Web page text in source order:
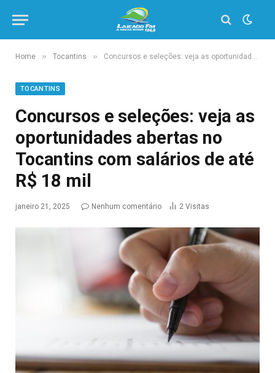
Home » Tocantins » Concursos e seleções: veja as oportunidades abertas no Tocantins com salários de até R$ 18 mil
TOCANTINS
Concursos e seleções: veja as
oportunidades abertas no
Tocantins com salários de até
R$ 18 mil
janeiro 21, 2025 Nenhum comentário 2 Visitas